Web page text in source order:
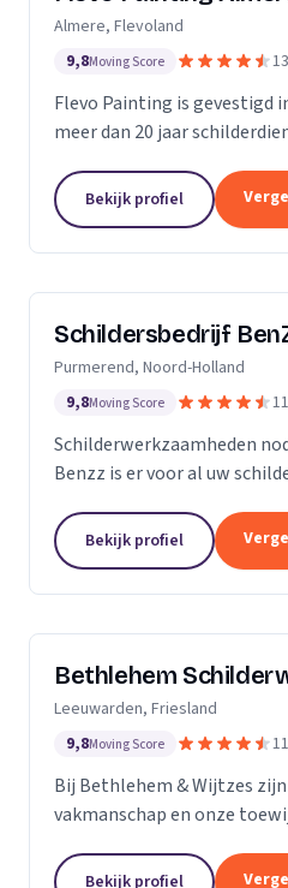
Almere, Flevoland
9,8Moving Score
Flevo Painting is gevestigd
meer dan 20 jaar
provincie Flevoland, het
omstreken...
Bekijk profiel
Schildersbedrijf
Purmerend, Noord-Holland
9,8Moving Score
Schilderwerkzaamheden
Benzz is er voor al uw
Bekijk profiel
Bethlehem
Leeuwarden, Friesland
9,8Moving Score
Bij Bethlehem & Wijtzes
vakmanschap en onze
professionals, is
Bekijk profiel